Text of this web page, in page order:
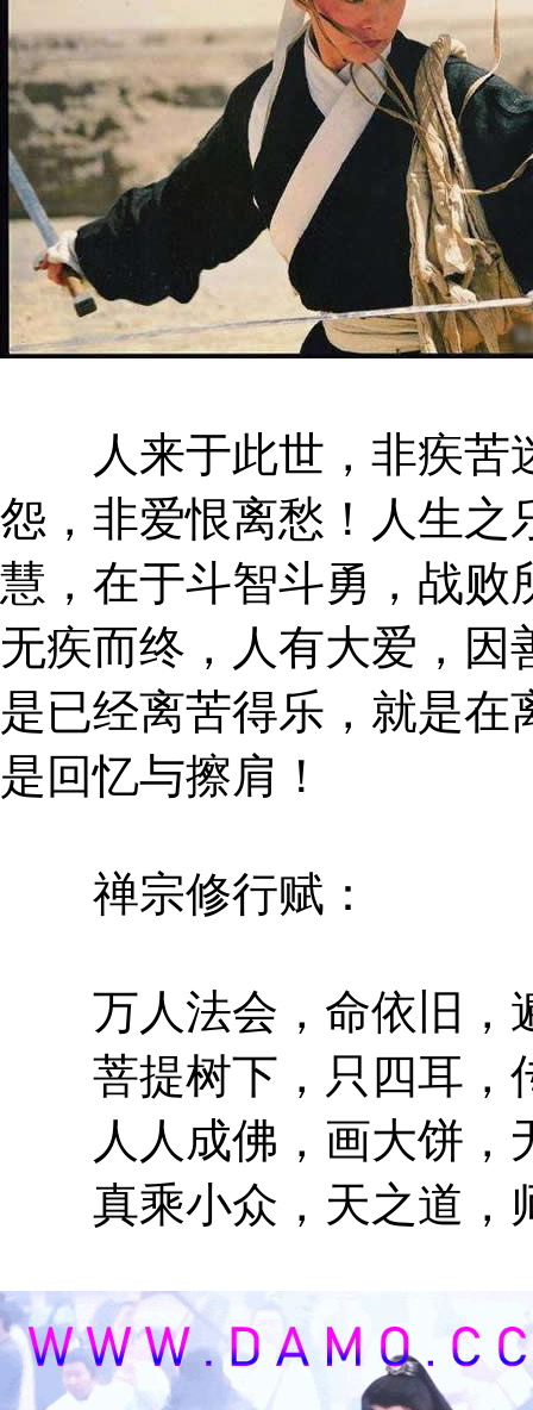
人来于此世，非疾苦
怨，非爱恨离愁！人生之
慧，在于斗智斗勇，战败
无疾而终，人有大爱，
是已经离苦得乐，就是
是回忆与擦肩！
禅宗修行赋：
万人法会，命依旧，
菩提树下，只四耳，
人人成佛，画大饼，
真乘小众，天之道，